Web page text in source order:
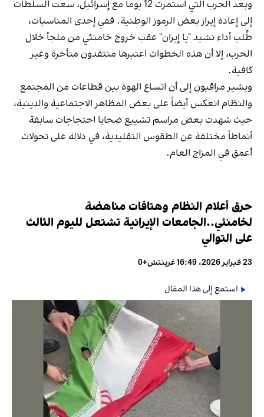
وبعد الحرب التي استمرت 12 يوماً مع إسرائيل، سعت السلطات
إلى إعادة إبراز بعض الرموز الوطنية. ففي إحدى المناسبات،
طُلب أداء نشيد "يا إيران" عقب خروج خامنئي من ملجأ خلال
الحرب، إلا أن هذه الخطوات اعتبرها منتقدون متأخرة وغير
كافية.
ويشير مراقبون إلى أن اتساع الهوة بين قطاعات من المجتمع
والنظام انعكس أيضاً على بعض المظاهر الاجتماعية والدينية،
حيث شهدت بعض مراسم تشييع ضحايا احتجاجات سابقة
أنماطاً مختلفة عن الطقوس التقليدية، في دلالة على تحولات
أعمق في المزاج العام.
حرق أعلام النظام وهتافات مناهضة
لخامنئي..الجامعات الإيرانية تشتعل لليوم الثالث
على التوالي
23 فبراير 2026، 16:49 غرينتش+0
استمع إلى هذا المقال